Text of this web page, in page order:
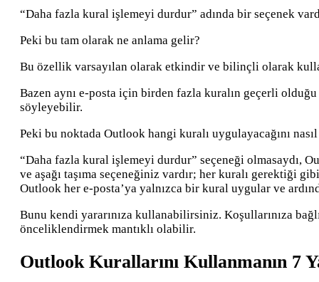
“Daha fazla kural işlemeyi durdur” adında bir seçenek
Peki bu tam olarak ne anlama gelir?
Bu özellik varsayılan olarak etkindir ve bilinçli olarak
Bazen aynı e-posta için birden fazla kuralın geçerli
söyleyebilir.
Peki bu noktada Outlook hangi kuralı uygulayacağını
“Daha fazla kural işlemeyi durdur” seçeneği olmasaydı,
ve aşağı taşıma seçeneğiniz vardır; her kuralı gerektiği
Outlook her e-posta’ya yalnızca bir kural uygular ve
Bunu kendi yararınıza kullanabilirsiniz. Koşullarınıza
önceliklendirmek mantıklı olabilir.
Outlook Kurallarını Kullanmanın 7